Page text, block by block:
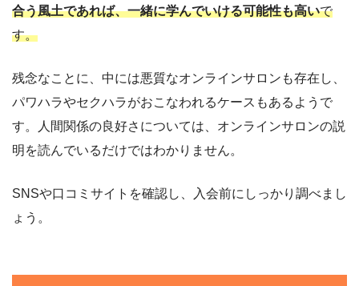
合う風土であれば、一緒に学んでいける可能性も高いで
す。
残念なことに、中には悪質なオンラインサロンも存在し、
パワハラやセクハラがおこなわれるケースもあるようで
す。人間関係の良好さについては、オンラインサロンの説
明を読んでいるだけではわかりません。
SNSや口コミサイトを確認し、入会前にしっかり調べまし
ょう。